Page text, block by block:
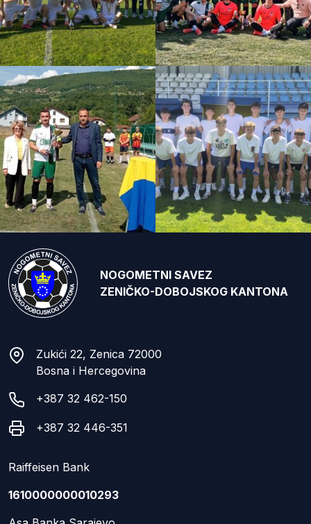
NOGOMETNI SAVEZ
ZENIČKO-DOBOJSKOG KANTONA
Zukići 22, Zenica 72000
Bosna i Hercegovina
+387 32 462-150
+387 32 446-351
Raiffeisen Bank
1610000000010293